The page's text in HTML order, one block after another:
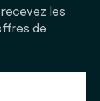
les
de